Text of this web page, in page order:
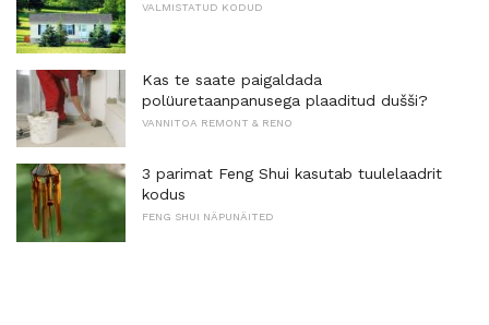
VALMISTATUD KODUD
Kas te saate paigaldada
polüuretaanpanusega plaaditud dušši?
VANNITOA REMONT & RENO
3 parimat Feng Shui kasutab tuulelaadrit
kodus
FENG SHUI NÄPUNÄITED